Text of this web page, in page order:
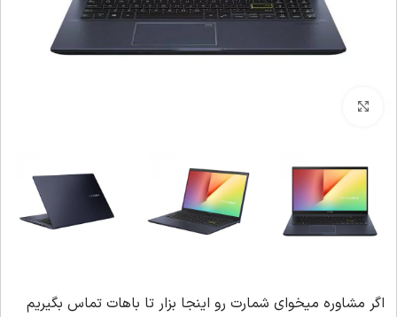
اگر‌ مشاوره میخوای شمارت رو اینجا بزار تا باهات تماس بگیریم